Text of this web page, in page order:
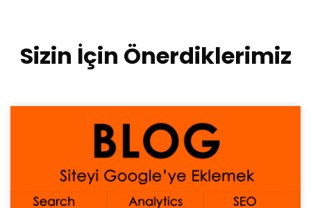
Sizin İçin Önerdiklerimiz